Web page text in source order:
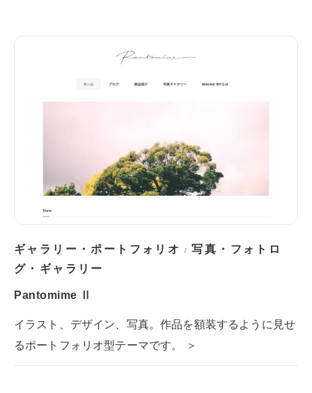
ギャラリー・ポートフォリオ /写真・フォトロ
グ・ギャラリー
Pantomime Ⅱ
イラスト、デザイン、写真。作品を額装するように見せ
るポートフォリオ型テーマです。 ＞